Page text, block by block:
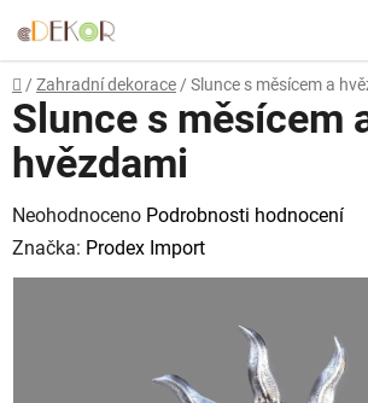
na
obsah
Domů
/ Zahradní dekorace / Slunce s měsícem a
Slunce s měsícem
hvězdami
Průměrné
hodnocení
produktu
Neohodnoceno Podrobnosti hodnocení
Značka: Prodex Import